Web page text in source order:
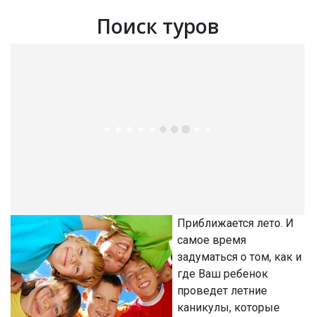
Поиск туров
Приближается лето. И
самое время
задуматься о том, как и
где Ваш ребенок
проведет летние
каникулы, которые